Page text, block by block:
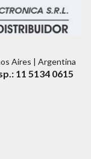
Aires | Argentina
11 5134 0615